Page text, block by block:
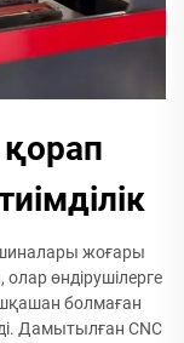
жоғары
олар өндірушілерге
болмаған
Дамытылған CNC